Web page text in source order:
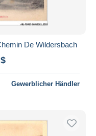
De Wildersbach
Gewerblicher Händler